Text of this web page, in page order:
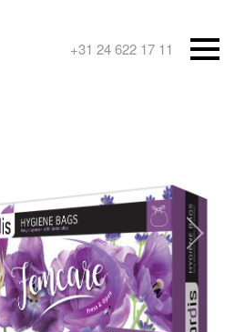
+31 24 622 17 11